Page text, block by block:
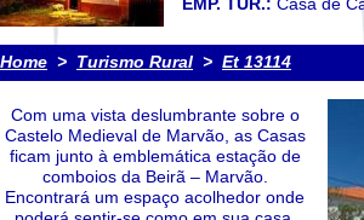
Home > Turismo Rural > Et 13114
Com uma vista deslumbrante sobre o
Castelo Medieval de Marvão, as Casas
ficam junto à emblemática estação de
comboios da Beirã – Marvão.
Encontrará um espaço acolhedor onde